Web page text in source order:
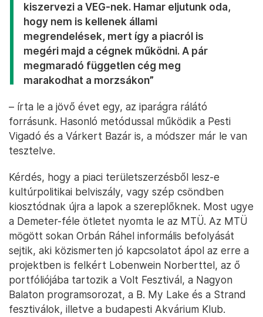
kiszervezi a VEG-nek. Hamar eljutunk oda,
hogy nem is kellenek állami
megrendelések, mert így a piacról is
megéri majd a cégnek működni. A pár
megmaradó független cég meg
marakodhat a morzsákon”
– írta le a jövő évet egy, az iparágra rálátó
forrásunk. Hasonló metódussal működik a Pesti
Vigadó és a Várkert Bazár is, a módszer már le van
tesztelve.
Kérdés, hogy a piaci területszerzésből lesz-e
kultúrpolitikai belviszály, vagy szép csöndben
kiosztódnak újra a lapok a szereplőknek. Most ugye
a Demeter-féle ötletet nyomta le az MTÜ. Az MTÜ
mögött sokan Orbán Ráhel informális befolyását
sejtik, aki közismerten jó kapcsolatot ápol az erre a
projektben is felkért Lobenwein Norberttel, az ő
portfóliójába tartozik a Volt Fesztivál, a Nagyon
Balaton programsorozat, a B. My Lake és a Strand
fesztiválok, illetve a budapesti Akvárium Klub.